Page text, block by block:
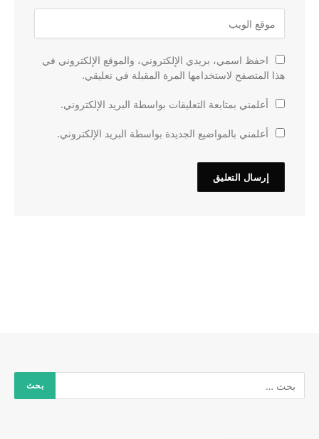
احفظ اسمي، بريدي الإلكتروني، والموقع الإلكتروني في
هذا المتصفح لاستخدامها المرة المقبلة في تعليقي.
أعلمني بمتابعة التعليقات بواسطة البريد الإلكتروني.
أعلمني بالمواضيع الجديدة بواسطة البريد الإلكتروني.